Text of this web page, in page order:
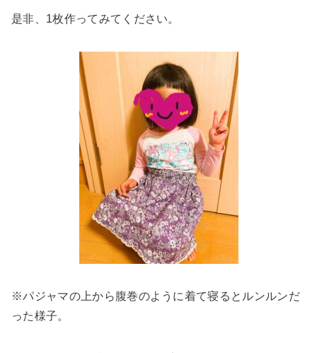
是非、1枚作ってみてください。
※パジャマの上から腹巻のように着て寝るとルンルンだ
った様子。